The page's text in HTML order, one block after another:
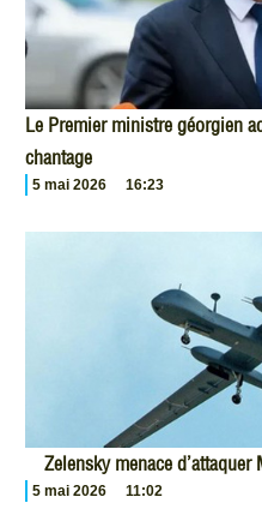
Le Premier ministre géorgien
chantage
5 mai 2026 16:23
Zelensky menace
5 mai 2026 11:02